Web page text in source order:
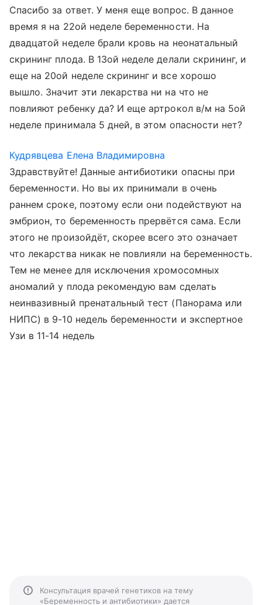
Спасибо за ответ. У меня еще вопрос. В данное
время я на 22ой неделе беременности. На
двадцатой неделе брали кровь на неонатальный
скрининг плода. В 13ой неделе делали скрининг, и
еще на 20ой неделе скрининг и все хорошо
вышло. Значит эти лекарства ни на что не
повлияют ребенку да? И еще артрокол в/м на 5ой
неделе принимала 5 дней, в этом опасности нет?
Кудрявцева Елена Владимировна
Здравствуйте! Данные антибиотики опасны при
беременности. Но вы их принимали в очень
раннем сроке, поэтому если они подействуют на
эмбрион, то беременность прервётся сама. Если
этого не произойдёт, скорее всего это означает
что лекарства никак не повлияли на беременность.
Тем не менее для исключения хромосомных
аномалий у плода рекомендую вам сделать
неинвазивный пренатальный тест (Панорама или
НИПС) в 9-10 недель беременности и экспертное
Узи в 11-14 недель
Консультация врачей генетиков на тему
«Беременность и антибиотики» дается